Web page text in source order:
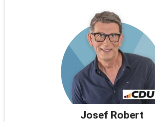
Josef Robert